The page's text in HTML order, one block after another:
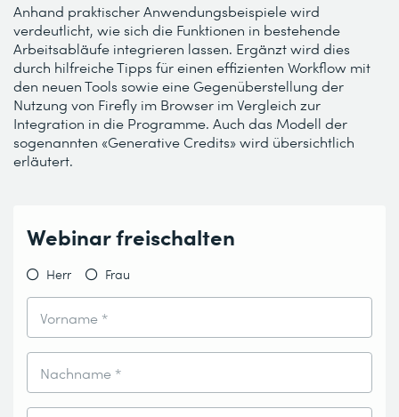
Anhand praktischer Anwendungsbeispiele wird
verdeutlicht, wie sich die Funktionen in bestehende
Arbeitsabläufe integrieren lassen. Ergänzt wird dies
durch hilfreiche Tipps für einen effizienten Workflow mit
den neuen Tools sowie eine Gegenüberstellung der
Nutzung von Firefly im Browser im Vergleich zur
Integration in die Programme. Auch das Modell der
sogenannten «Generative Credits» wird übersichtlich
erläutert.
Webinar freischalten
Herr Frau
Vorname *
Nachname *